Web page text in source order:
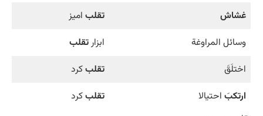
غشاش
تقلباميز
وسائل المراوغة
ابزار تقلب
اختلَقَ
تقلبكرد
ارتكبَاحتيالا تقلبكرد